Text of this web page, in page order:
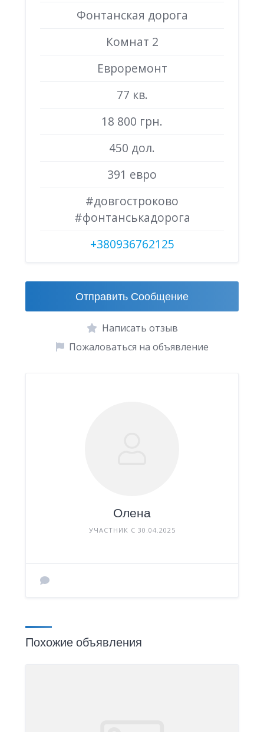
Фонтанская дорога
Комнат 2
Евроремонт
77 кв.
18 800 грн.
450 дол.
391 евро
#довгостроково
#фонтанськадорога
+380936762125
Отправить Сообщение
Написать отзыв
Пожаловаться на объявление
Олена
УЧАСТНИК С 30.04.2025
Похожие объявления